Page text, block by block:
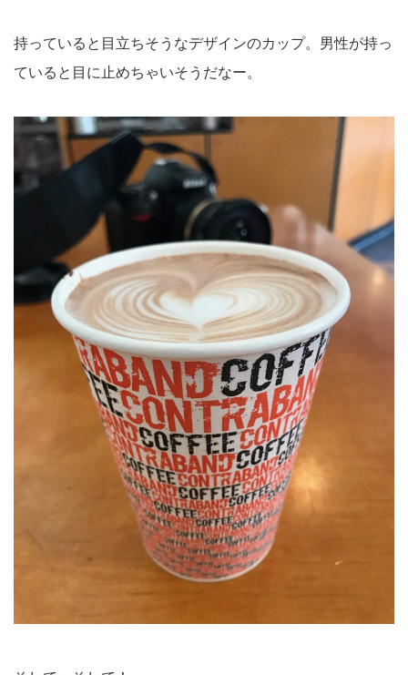
持っていると目立ちそうなデザインのカップ。男性が持っ
ていると目に止めちゃいそうだなー。